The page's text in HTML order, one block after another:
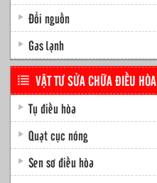
Đổi nguồn
Gas lạnh
VẬT TƯ SỬA CHỮA ĐIỀU HÒA
Tụ điều hòa
Quạt cục nóng
Sen sơ điều hòa